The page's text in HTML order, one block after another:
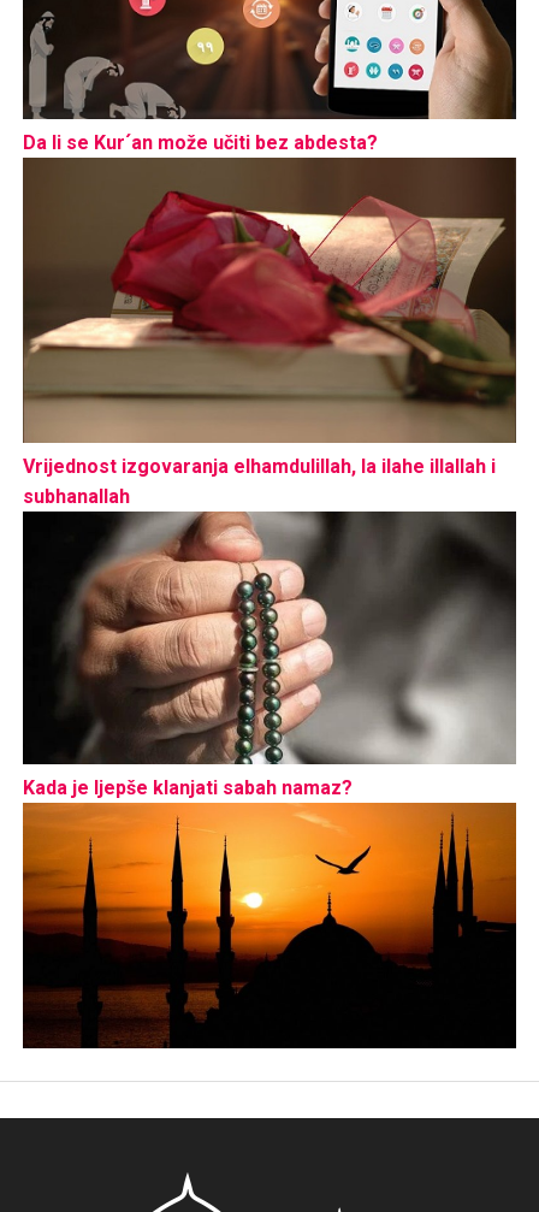
Da li se Kur´an može učiti bez abdesta?
Vrijednost izgovaranja elhamdulillah, la ilahe illallah i
subhanallah
Kada je ljepše klanjati sabah namaz?